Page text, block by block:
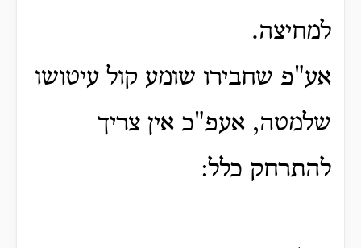
למחיצה.
אע"פ שחבירו שומע קול עיטושו
שלמטה, אעפ"כ אין צריך
להתרחק כלל: